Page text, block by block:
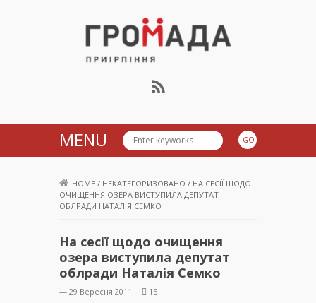
Громада Приірпіння
MENU
HOME / НЕКАТЕГОРИЗОВАНО / НА СЕСІЇ ЩОДО
ОЧИЩЕННЯ ОЗЕРА ВИСТУПИЛА ДЕПУТАТ
ОБЛРАДИ НАТАЛІЯ СЕМКО
На сесії щодо очищення
озера виступила депутат
облради Наталія Семко
— 29 Вересня 2011 15